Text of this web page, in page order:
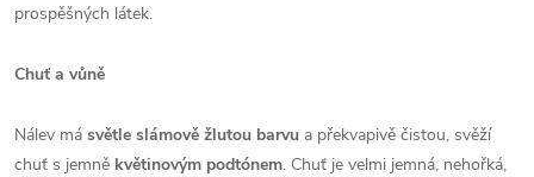
prospěšných látek.
Chuť a vůně
Nálev má světle slámově žlutou barvu a překvapivě čistou, svěží
chuť s jemně květinovým podtónem. Chuť je velmi jemná, nehořká,